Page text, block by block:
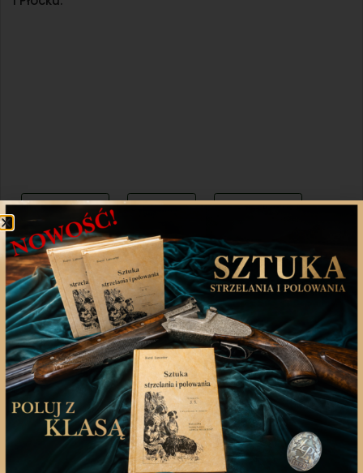
Udostępnij Twitter WhatsApp
Poprzedni artykuł Następny artykuł
Aplikacja mobilna
Nasza aplikacja to doskonały towarzysz każdego
miłośnika łowiectwa, który pragnie pozostać na
bieżąco z najnowszymi treściami związanych stron.